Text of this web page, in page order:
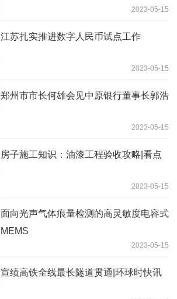
2023-05-15
江苏扎实推进数字人民币试点工作
2023-05-15
郑州市市长何雄会见中原银行董事长郭浩
2023-05-15
房子施工知识：油漆工程验收攻略|看点
2023-05-15
面向光声气体痕量检测的高灵敏度电容式
MEMS
2023-05-15
宣绩高铁全线最长隧道贯通|环球时快讯